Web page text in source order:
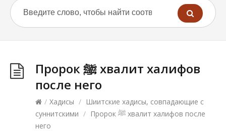
Пророк ﷺ хвалит халифов
после него
/ Хадисы / Шиитские хадисы, совпадающие с
суннитскими / Пророк ﷺ хвалит халифов после
него